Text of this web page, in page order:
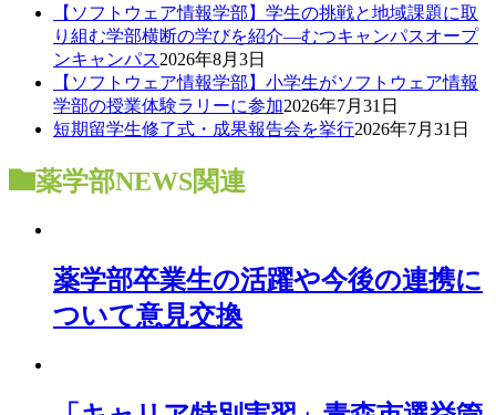
【ソフトウェア情報学部】学生の挑戦と地域課題に取
り組む学部横断の学びを紹介―むつキャンパスオープ
ンキャンパス2026年8月3日
【ソフトウェア情報学部】小学生がソフトウェア情報
学部の授業体験ラリーに参加2026年7月31日
短期留学生修了式・成果報告会を挙行2026年7月31日
薬学部NEWS関連
薬学部卒業生の活躍や今後の連携に
ついて意見交換